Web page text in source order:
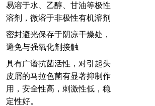
易溶于水、乙醇、甘油等极性
溶剂，微溶于非极性有机溶剂
密封避光保存于阴凉干燥处，
避免与强氧化剂接触
具有广谱抗菌活性，对引起头
皮屑的马拉色菌有显著抑制作
用，安全性高，刺激性低，稳
定性好。